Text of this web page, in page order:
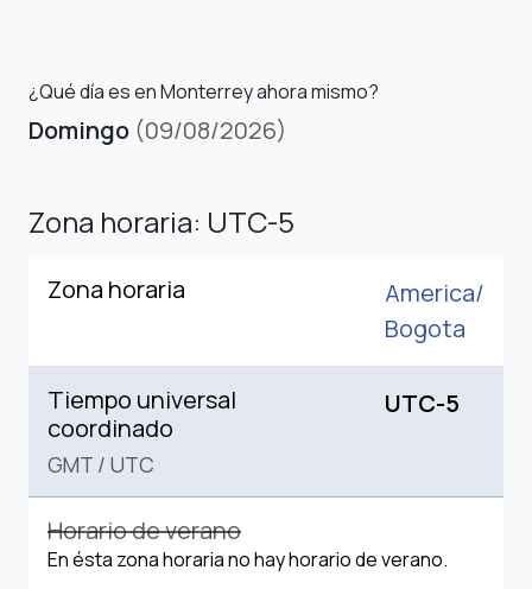
¿Qué día es en Monterrey ahora mismo?
Domingo (09/08/2026)
Zona horaria: UTC-5
Zona horaria
America/
Bogota
Tiempo universal
coordinado
GMT / UTC
UTC-5
Horario de verano
En ésta zona horaria no hay horario de verano.